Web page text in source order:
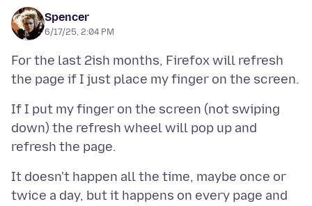
Spencer
6/17/25, 2:04 PM
For the last 2ish months, Firefox will refresh
If I put my finger on the screen (not swiping
down) the refresh wheel will pop up and
It doesn't happen all the time, maybe once or
twice a day, but it happens on every page and